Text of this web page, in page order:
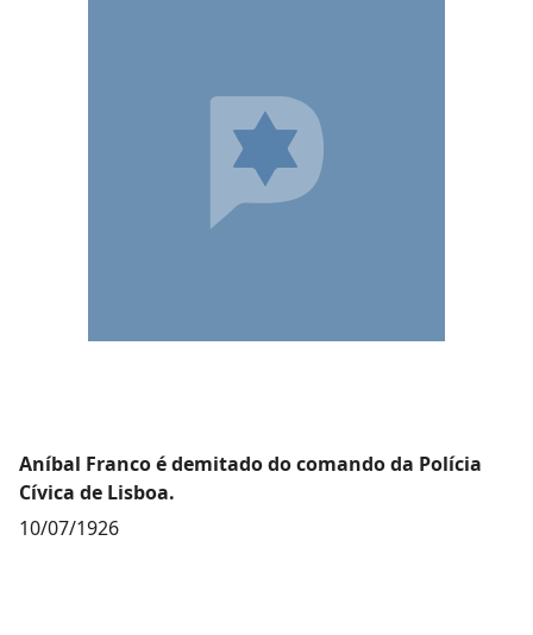
Aníbal Franco é demitado do comando da Polícia
Cívica de Lisboa.
10/07/1926